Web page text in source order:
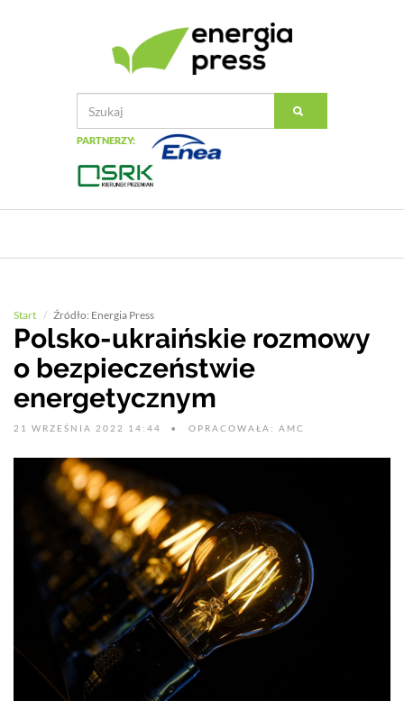
PARTNERZY:
Start Źródło: Energia Press
Polsko-ukraińskie rozmowy
o bezpieczeństwie
energetycznym
21 WRZEŚNIA 2022 14:44 OPRACOWAŁA: AMC